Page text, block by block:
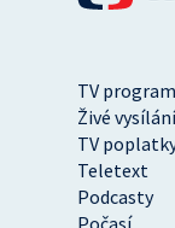
TV program
Živé vysílání
TV
Teletext
Podcasty